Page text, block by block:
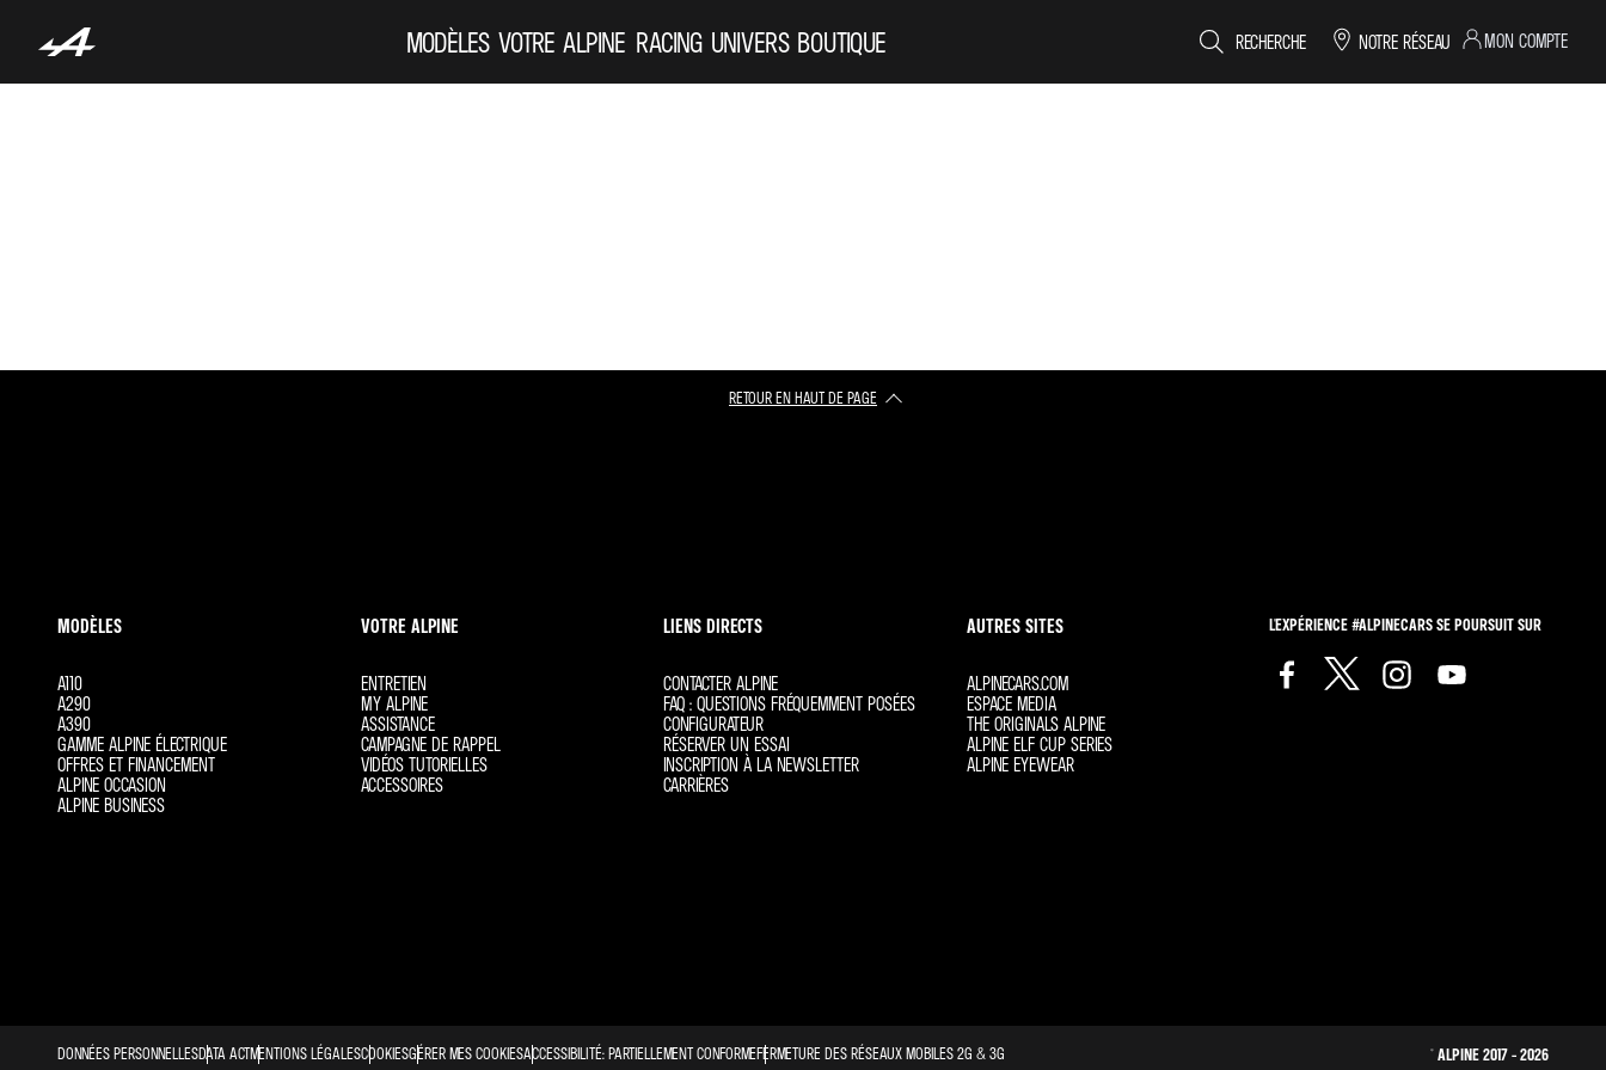
MODÈLES VOTRE ALPINE RACING UNIVERS BOUTIQUE RECHERCHE NOTRE RÉSEAU MON COMPTE
RETOUR EN HAUT DE PAGE​
MODÈLES
A110
A290
A390
GAMME ALPINE ÉLECTRIQUE
OFFRES ET FINANCEMENT
ALPINE OCCASION
ALPINE BUSINESS
VOTRE ALPINE
ENTRETIEN
MY ALPINE
ASSISTANCE
CAMPAGNE DE RAPPEL
VIDÉOS TUTORIELLES
ACCESSOIRES
LIENS DIRECTS
CONTACTER ALPINE
FAQ : QUESTIONS FRÉQUEMMENT POSÉES
CONFIGURATEUR
RÉSERVER UN ESSAI
INSCRIPTION À LA NEWSLETTER
CARRIÈRES
AUTRES SITES
ALPINECARS.COM
ESPACE MEDIA
THE ORIGINALS ALPINE
ALPINE ELF CUP SERIES
ALPINE EYEWEAR
L'EXPÉRIENCE #ALPINECARS SE POURSUIT SUR
DONNÉES PERSONNELLESDATA ACTMENTIONS LÉGALESCOOKIESGÉRER MES COOKIESACCESSIBILITÉ: PARTIELLEMENT CONFORMEFERMETURE DES RÉSEAUX MOBILES 2G & 3G © ALPINE 2017 - 2026